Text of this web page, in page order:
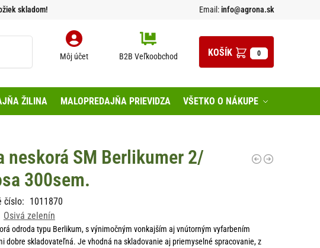
skladom! Email:info@agrona.sk
Môj účet B2B Veľkoobchod 0
ŽILINA MALOPREDAJŇA PRIEVIDZA VŠETKO O NÁKUPE
neskorá SM Berlikumer 2/
300sem.
číslo: 1011870
Osivá zelenín
odroda typu Berlikum, s výnimočným vonkajším aj vnútorným vyfarbením
dobre skladovateľná. Je vhodná na skladovanie aj priemyselné spracovanie, z